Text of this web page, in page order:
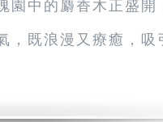
園中的麝香木正盛開
，既浪漫又療癒，吸